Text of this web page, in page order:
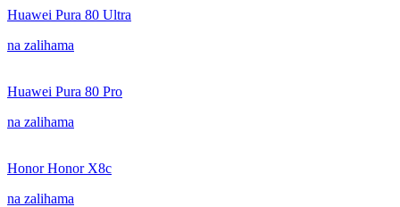
Huawei Pura 80 Ultra
na zalihama
Huawei Pura 80 Pro
na zalihama
Honor Honor X8c
na zalihama